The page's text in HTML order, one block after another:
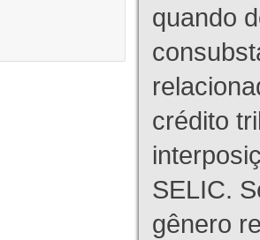
quando
crédito
SELIC.
gênero